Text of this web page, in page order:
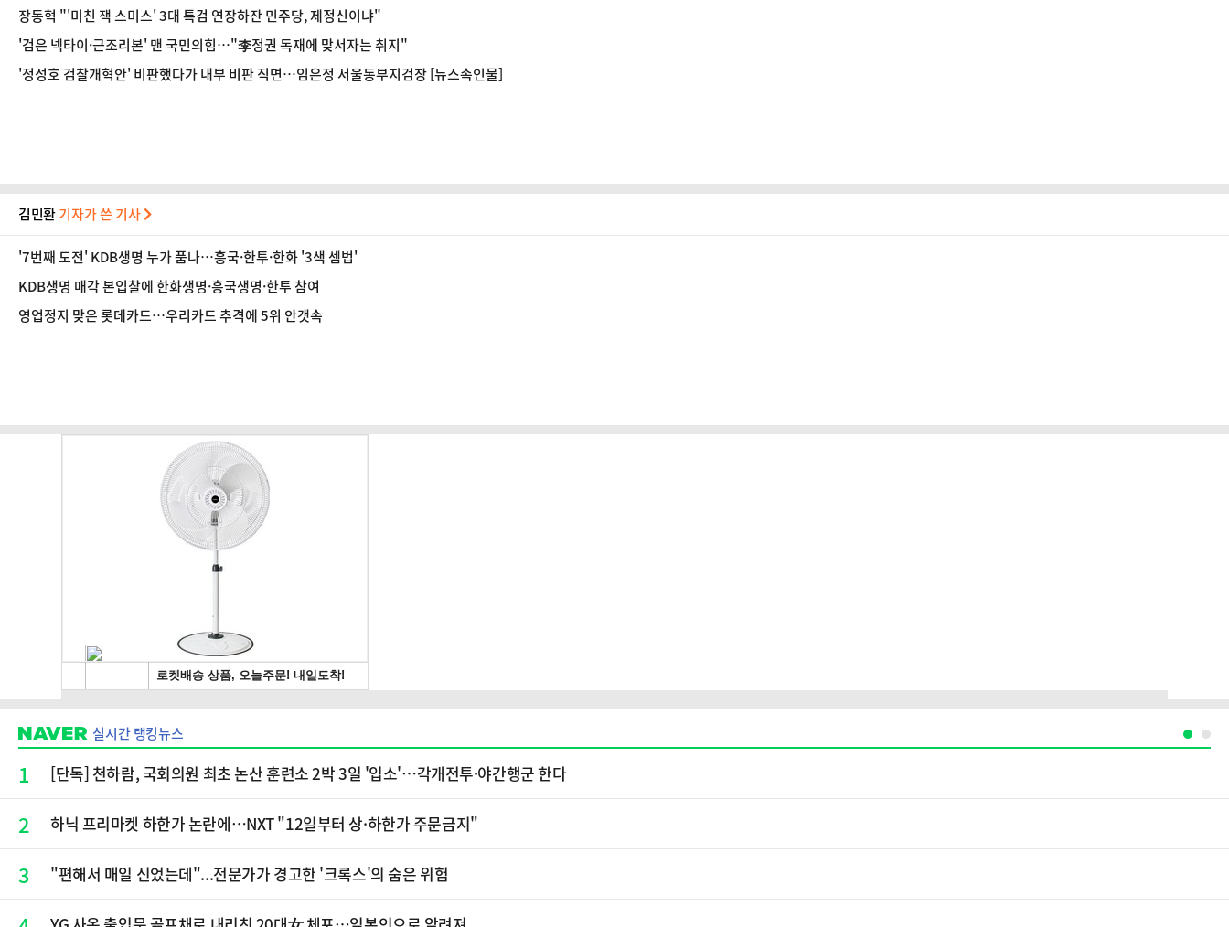
장동혁 "'미친 잭 스미스' 3대 특검 연장하잔 민주당, 제정신이냐"
'검은 넥타이·근조리본' 맨 국민의힘…"李정권 독재에 맞서자는 취지"
'정성호 검찰개혁안' 비판했다가 내부 비판 직면…임은정 서울동부지검장 [뉴스속인물]
김민환기자가 쓴 기사
'7번째 도전' KDB생명 누가 품나…흥국·한투·한화 '3색 셈법'
KDB생명 매각 본입찰에 한화생명·흥국생명·한투 참여
영업정지 맞은 롯데카드…우리카드 추격에 5위 안갯속
실시간 랭킹뉴스
1 [단독] 천하람, 국회의원 최초 논산 훈련소 2박 3일 '입소'…각개전투·야간행군 한다
2 하닉 프리마켓 하한가 논란에…NXT "12일부터 상·하한가 주문금지"
3 "편해서 매일 신었는데"...전문가가 경고한 '크록스'의 숨은 위험